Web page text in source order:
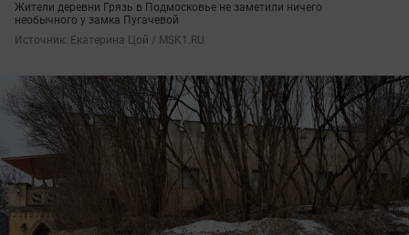
Жители деревни Грязь в Подмосковье не заметили ничего
необычного у замка Пугачевой
Источник: Екатерина Цой / MSK1.RU